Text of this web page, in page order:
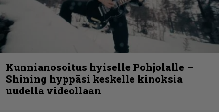
Kunnianosoitus hyiselle Pohjolalle –
Shining hyppäsi keskelle kinoksia
uudella videollaan